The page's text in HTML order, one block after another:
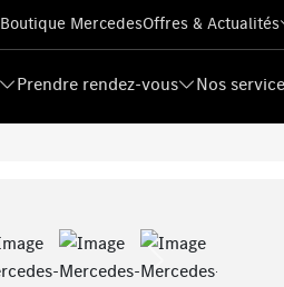
Boutique MercedesOffres & Actualités
Prendre rendez-vous Nos
Next